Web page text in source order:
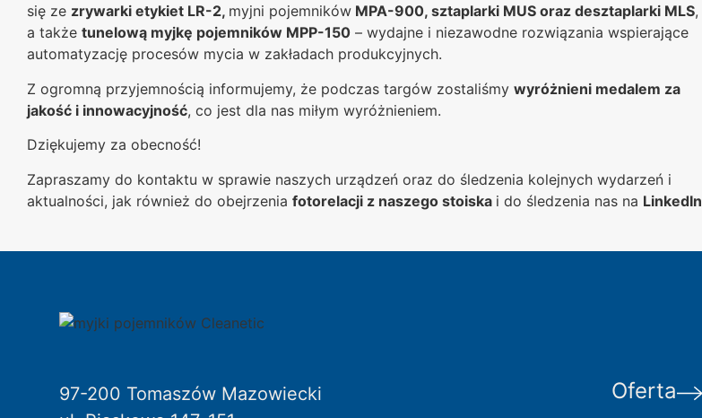
się ze zrywarki etykiet LR-2, myjni pojemników MPA-900, sztaplarki MUS oraz desztaplarki MLS,
a także tunelową myjkę pojemników MPP-150 – wydajne i niezawodne rozwiązania wspierające
automatyzację procesów mycia w zakładach produkcyjnych.
Z ogromną przyjemnością informujemy, że podczas targów zostaliśmy wyróżnieni medalem za
jakość i innowacyjność, co jest dla nas miłym wyróżnieniem.
Dziękujemy za obecność!
Zapraszamy do kontaktu w sprawie naszych urządzeń oraz do śledzenia kolejnych wydarzeń i
aktualności, jak również do obejrzenia fotorelacji z naszego stoiska i do śledzenia nas na LinkedIn
97-200 Tomaszów Mazowiecki
Oferta